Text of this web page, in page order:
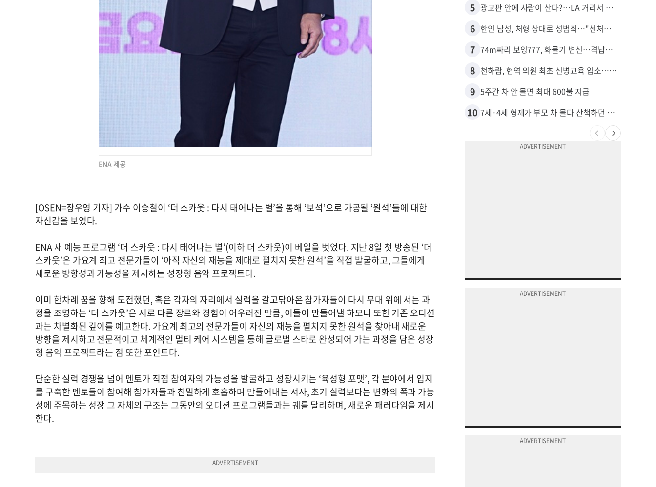
ENA 제공
[OSEN=장우영 기자] 가수 이승철이 ‘더 스카웃 : 다시 태어나는 별’을 통해 ‘보석’으로 가공될 ‘원석’들에 대한
자신감을 보였다.
ENA 새 예능 프로그램 ‘더 스카웃 : 다시 태어나는 별’(이하 더 스카웃)이 베일을 벗었다. 지난 8일 첫 방송된 ‘더
스카웃’은 가요계 최고 전문가들이 ‘아직 자신의 재능을 제대로 펼치지 못한 원석’을 직접 발굴하고, 그들에게
새로운 방향성과 가능성을 제시하는 성장형 음악 프로젝트다.
이미 한차례 꿈을 향해 도전했던, 혹은 각자의 자리에서 실력을 갈고닦아온 참가자들이 다시 무대 위에 서는 과
정을 조명하는 ‘더 스카웃’은 서로 다른 장르와 경험이 어우러진 만큼, 이들이 만들어낼 하모니 또한 기존 오디션
과는 차별화된 깊이를 예고한다. 가요계 최고의 전문가들이 자신의 재능을 펼치지 못한 원석을 찾아내 새로운
방향을 제시하고 전문적이고 체계적인 멀티 케어 시스템을 통해 글로벌 스타로 완성되어 가는 과정을 담은 성장
형 음악 프로젝트라는 점 또한 포인트다.
단순한 실력 경쟁을 넘어 멘토가 직접 참여자의 가능성을 발굴하고 성장시키는 ‘육성형 포맷’, 각 분야에서 입지
를 구축한 멘토들이 참여해 참가자들과 친밀하게 호흡하며 만들어내는 서사, 초기 실력보다는 변화의 폭과 가능
성에 주목하는 성장 그 자체의 구조는 그동안의 오디션 프로그램들과는 궤를 달리하며, 새로운 패러다임을 제시
한다.
5 광고판 안에 사람이 산다?…LA 거리서 화제
6 한인 남성, 처형 상대로 성범죄…"선처해줬더니 배신자 취급"
7 74m짜리 보잉777, 화물기 변신…격납고서 ‘보물’ 찾는 인천공항
8 천하람, 현역 의원 최초 신병교육 입소…논산서 2박3일 생활
9 5주간 차 안 몰면 최대 600불 지급
10 7세·4세 형제가 부모 차 몰다 산책하던 여성 들이받아